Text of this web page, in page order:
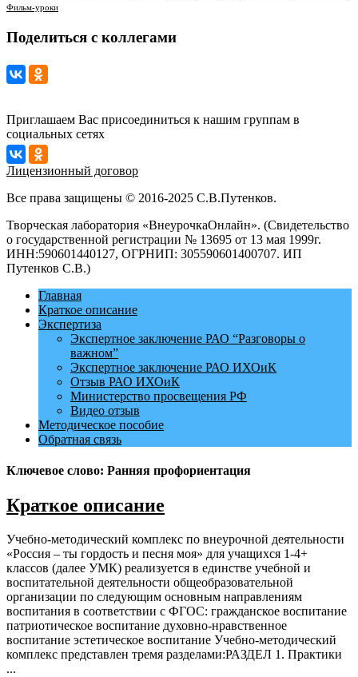
Фильм-уроки
Поделиться с коллегами
Приглашаем Вас присоединиться к нашим группам в
социальных сетях
Лицензионный договор
Все права защищены © 2016-2025 С.В.Путенков.
Творческая лаборатория «ВнеурочкаОнлайн». (Свидетельство
о государственной регистрации № 13695 от 13 мая 1999г.
ИНН:590601440127, ОГРНИП: 305590601400707. ИП
Путенков С.В.)
Главная
Краткое описание
Экспертиза
Экспертное заключение РАО “Разговоры о
важном”
Экспертное заключение РАО ИХОиК
Отзыв РАО ИХОиК
Министерство просвещения РФ
Видео отзыв
Методическое пособие
Обратная связь
Ключевое слово: Ранняя профориентация
Краткое описание
Учебно-методический комплекс по внеурочной деятельности
«Россия – ты гордость и песня моя» для учащихся 1-4+
классов (далее УМК) реализуется в единстве учебной и
воспитательной деятельности общеобразовательной
организации по следующим основным направлениям
воспитания в соответствии с ФГОС: гражданское воспитание
патриотическое воспитание духовно-нравственное
воспитание эстетическое воспитание Учебно-методический
комплекс представлен тремя разделами:РАЗДЕЛ 1. Практики
...